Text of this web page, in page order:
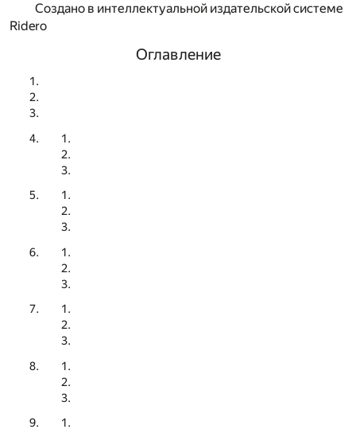
Создано в интеллектуальной издательской системе
Ridero
Оглавление